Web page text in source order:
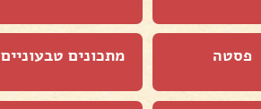
פסטה מתכונים טבעוניים